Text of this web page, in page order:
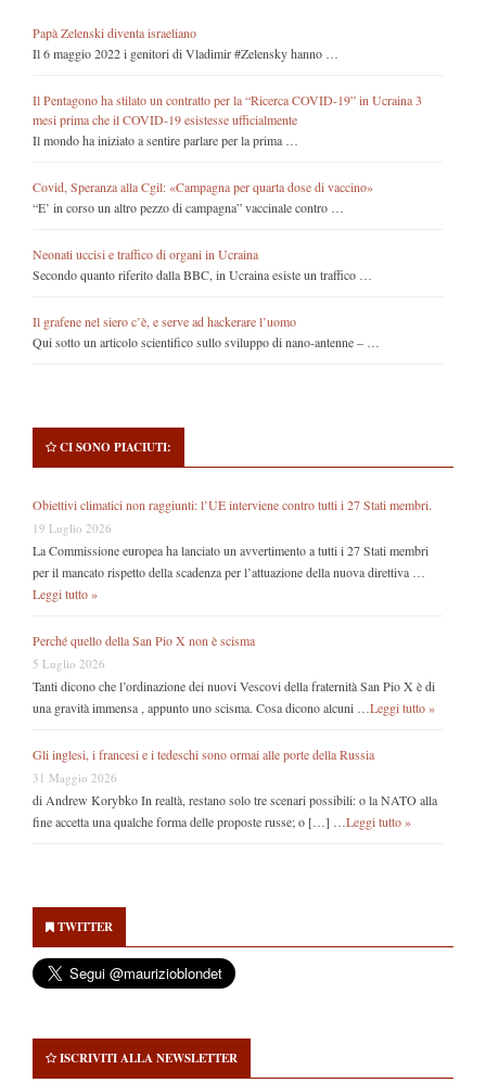
Papà Zelenski diventa israeliano
Il 6 maggio 2022 i genitori di Vladimir #Zelensky hanno …
Il Pentagono ha stilato un contratto per la “Ricerca COVID-19” in Ucraina 3
mesi prima che il COVID-19 esistesse ufficialmente
Il mondo ha iniziato a sentire parlare per la prima …
Covid, Speranza alla Cgil: «Campagna per quarta dose di vaccino»
“E’ in corso un altro pezzo di campagna” vaccinale contro …
Neonati uccisi e traffico di organi in Ucraina
Secondo quanto riferito dalla BBC, in Ucraina esiste un traffico …
Il grafene nel siero c’è, e serve ad hackerare l’uomo
Qui sotto un articolo scientifico sullo sviluppo di nano-antenne – …
CI SONO PIACIUTI:
Obiettivi climatici non raggiunti: l’UE interviene contro tutti i 27 Stati membri.
19 Luglio 2026
La Commissione europea ha lanciato un avvertimento a tutti i 27 Stati membri
per il mancato rispetto della scadenza per l’attuazione della nuova direttiva …
Leggi tutto »
Perché quello della San Pio X non è scisma
5 Luglio 2026
Tanti dicono che l’ordinazione dei nuovi Vescovi della fraternità San Pio X è di
una gravità immensa , appunto uno scisma. Cosa dicono alcuni …Leggi tutto »
Gli inglesi, i francesi e i tedeschi sono ormai alle porte della Russia
31 Maggio 2026
di Andrew Korybko In realtà, restano solo tre scenari possibili: o la NATO alla
fine accetta una qualche forma delle proposte russe; o […] …Leggi tutto »
Sidebar
TWITTER
ISCRIVITI ALLA NEWSLETTER